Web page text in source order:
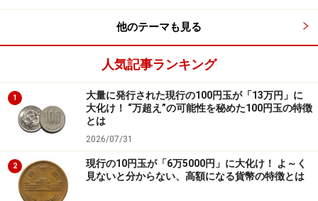
他のテーマも見る
人気記事ランキング
1
大量に発行された現行の100円玉が「13万円」に
大化け！ “万超え”の可能性を秘めた100円玉の特徴
とは
2026/07/31
2
現行の10円玉が「6万5000円」に大化け！ よ～く
見ないと分からない、高額になる貨幣の特徴とは